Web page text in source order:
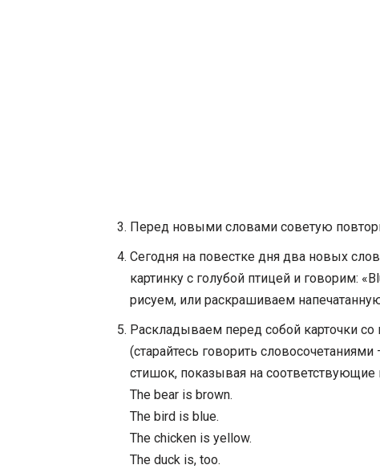
Перед новыми словами советую
Сегодня на повестке дня два новых
картинку с голубой птицей и говорим:
рисуем, или раскрашиваем
Раскладываем перед собой карточки
(старайтесь говорить
стишок, показывая на соответствующие
The bear is brown.
The bird is blue.
The chicken is yellow.
The duck is, too.